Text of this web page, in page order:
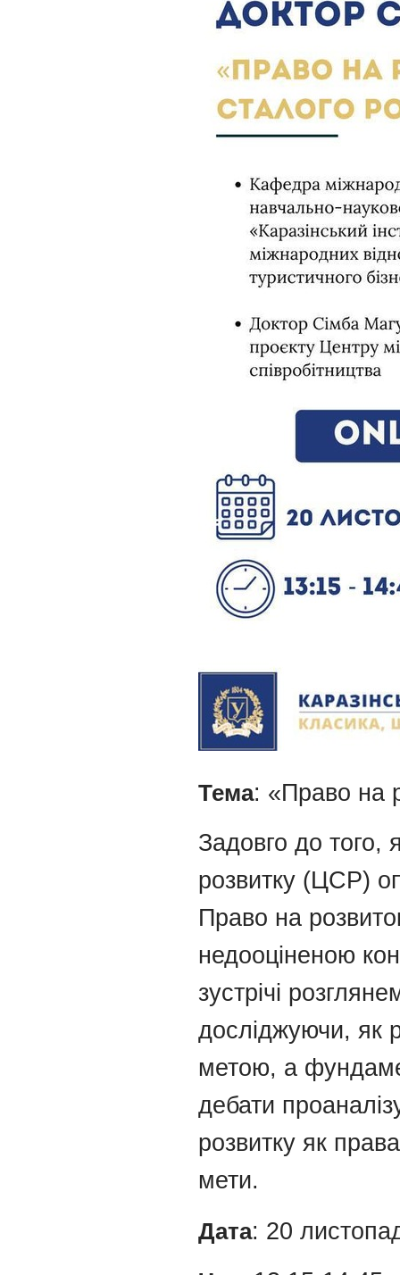
Тема: «Право на
Задовго до того,
розвитку (ЦСР)
Право на
недооціненою
зустрічі
досліджуючи, як
метою, а
дебати
розвитку як
мети.
Дата: 20